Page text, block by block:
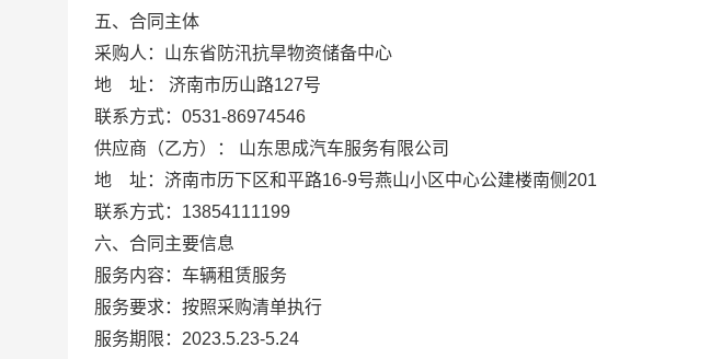
五、合同主体
采购人：山东省防汛抗旱物资储备中心
地 址： 济南市历山路127号
联系方式：0531-86974546
供应商（乙方）： 山东思成汽车服务有限公司
地 址：济南市历下区和平路16-9号燕山小区中心公建楼南侧201
联系方式：13854111199
六、合同主要信息
服务内容：车辆租赁服务
服务要求：按照采购清单执行
服务期限：2023.5.23-5.24